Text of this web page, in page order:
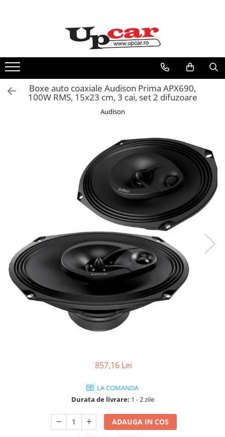
Vehicule electrice
Biciclete Electrice
Tricicluri Electrice
Mașini Electrice
Aplice si Pendule
Electrocasnice Mici
Audio & Video
Boxe auto coaxiale Audison Prima APX690,
100W RMS, 15x23 cm, 3 cai, set 2 difuzoare
Audison
857,16 Lei
LA COMANDA
Durata de livrare: 1 - 2 zile
ADAUGA IN COS